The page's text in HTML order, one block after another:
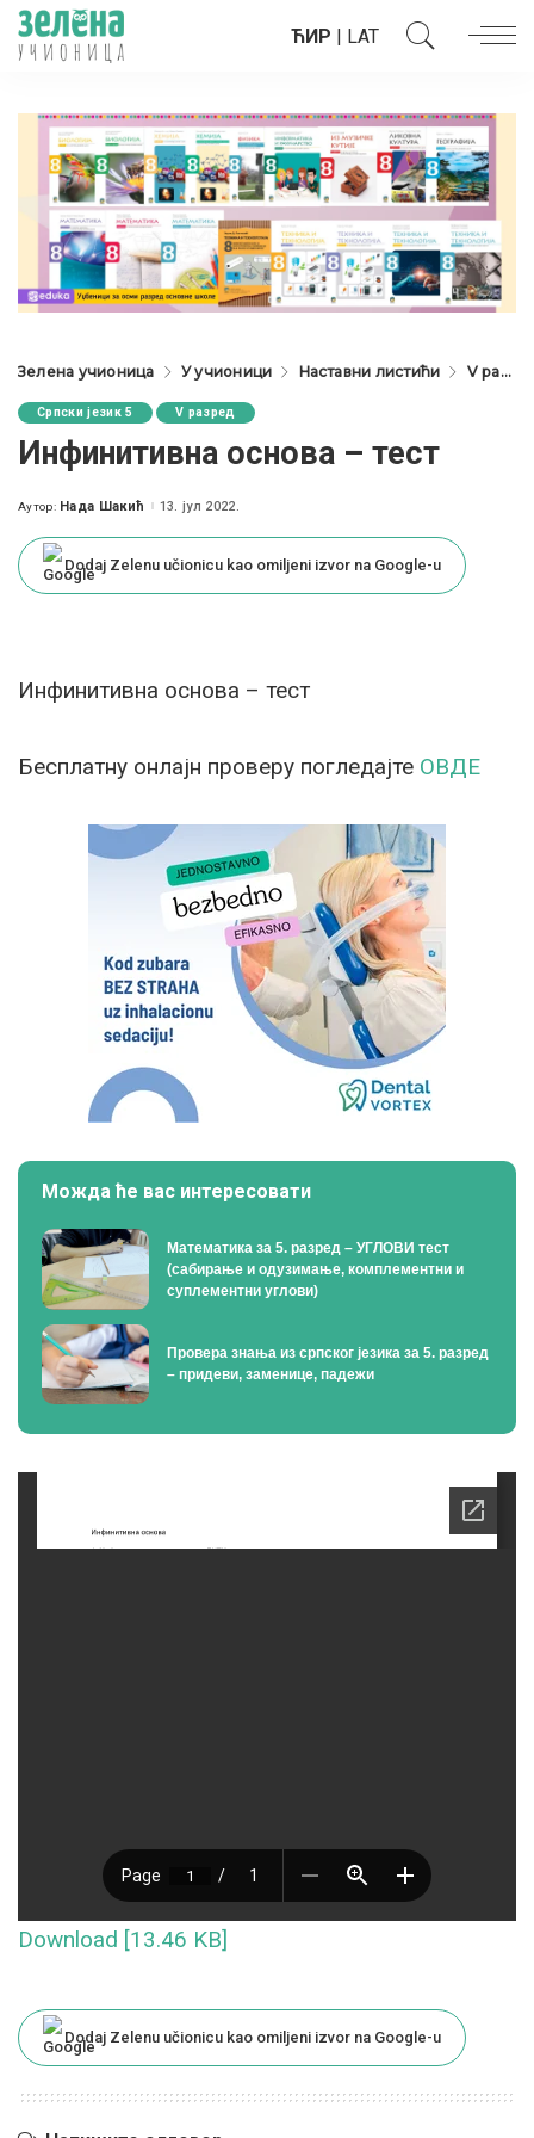
ЋИР | LAT
Зелена учионица У учионици Наставни листићи V разред
Српски језик 5 V разред
Инфинитивна основа – тест
Posted
Аутор: Нада Шакић 13. јул 2022.
Dodaj Zelenu učionicu kao omiljeni izvor na Google-u
Инфинитивна основа – тест
Бесплатну онлајн проверу погледајте ОВДЕ
Можда ће вас интересовати
Математика за 5. разред – УГЛОВИ тест
(сабирање и одузимање, комплементни и
суплементни углови)
Провера знања из српског језика за 5. разред
– придеви, заменице, падежи
Download [13.46 KB]
Dodaj Zelenu učionicu kao omiljeni izvor na Google-u